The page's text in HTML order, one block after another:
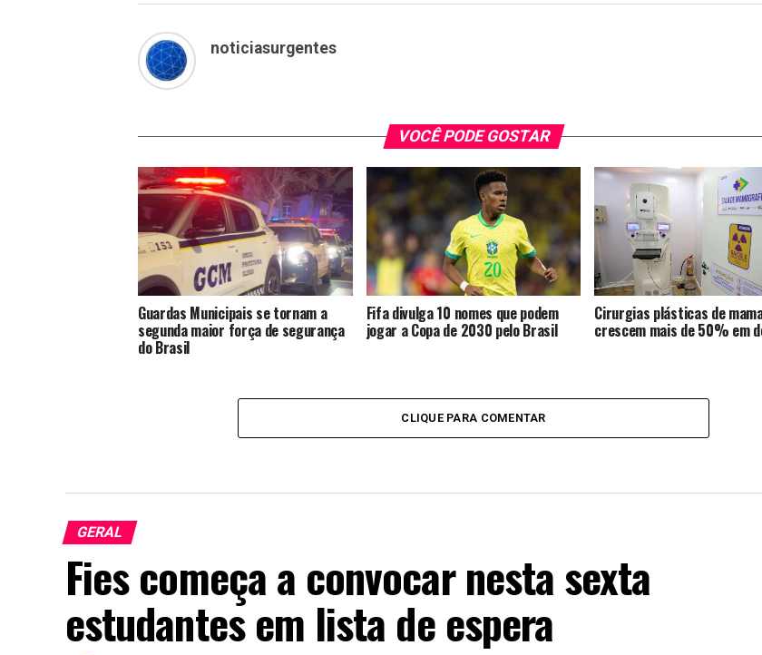
noticiasurgentes
VOCÊ PODE GOSTAR
Guardas Municipais se tornam a
segunda maior força de segurança
do Brasil
Fifa divulga 10 nomes que podem
jogar a Copa de 2030 pelo Brasil
Cirurgias plásticas de
crescem mais de 50% em
CLIQUE PARA COMENTAR
GERAL
Fies começa a convocar nesta sexta
estudantes em lista de espera